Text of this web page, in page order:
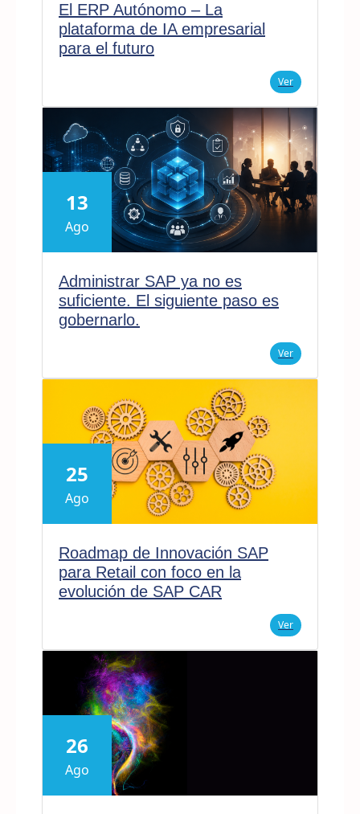
El ERP Autónomo – La
plataforma de IA empresarial
para el futuro
Ver
13
Ago
Administrar SAP ya no es
suficiente. El siguiente paso es
gobernarlo.
Ver
25
Ago
Roadmap de Innovación SAP
para Retail con foco en la
evolución de SAP CAR
Ver
26
Ago